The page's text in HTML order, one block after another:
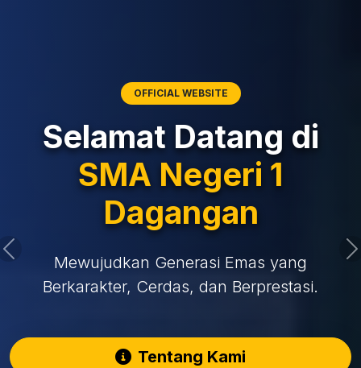
OFFICIAL WEBSITE
Selamat Datang di
SMA Negeri 1
Dagangan
Mewujudkan Generasi Emas yang
Berkarakter, Cerdas, dan Berprestasi.
Tentang Kami